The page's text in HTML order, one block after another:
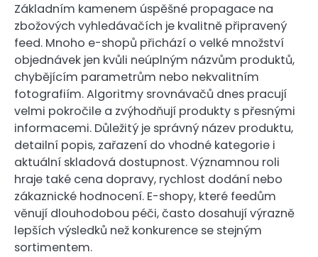
Základním kamenem úspěšné propagace na
zbožových vyhledávačích je kvalitně připravený
feed. Mnoho e-shopů přichází o velké množství
objednávek jen kvůli neúplným názvům produktů,
chybějícím parametrům nebo nekvalitním
fotografiím. Algoritmy srovnávačů dnes pracují
velmi pokročile a zvýhodňují produkty s přesnými
informacemi. Důležitý je správný název produktu,
detailní popis, zařazení do vhodné kategorie i
aktuální skladová dostupnost. Významnou roli
hraje také cena dopravy, rychlost dodání nebo
zákaznické hodnocení. E-shopy, které feedům
věnují dlouhodobou péči, často dosahují výrazně
lepších výsledků než konkurence se stejným
sortimentem.